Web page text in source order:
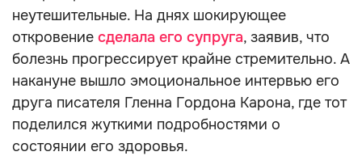
неутешительные. На днях шокирующее
откровение сделала его супруга, заявив, что
болезнь прогрессирует крайне стремительно. А
накануне вышло эмоциональное интервью его
друга писателя Гленна Гордона Карона, где тот
поделился жуткими подробностями о
состоянии его здоровья.